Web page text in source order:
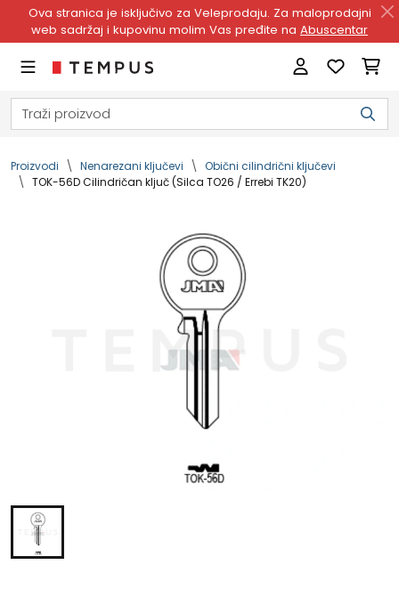
Ova stranica je isključivo za Veleprodaju. Za maloprodajni
web sadržaj i kupovinu molim Vas pređite na Abuscentar
Proizvodi Nenarezani ključevi
Obični cilindrični ključevi
TOK-56D Cilindričan ključ (Silca TO26 / Errebi TK20)